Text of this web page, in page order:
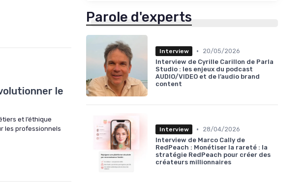
le
et l’éthique
les professionnels
Parole d'experts
Interview •
20/05/2026
Interview de Cyrille Carillon de Parla
Studio : les enjeux du podcast
AUDIO/VIDEO et de l’audio brand
content
Interview •
28/04/2026
Interview de Marco Cally de
RedPeach : Monétiser la rareté : la
stratégie RedPeach pour créer des
créateurs millionnaires